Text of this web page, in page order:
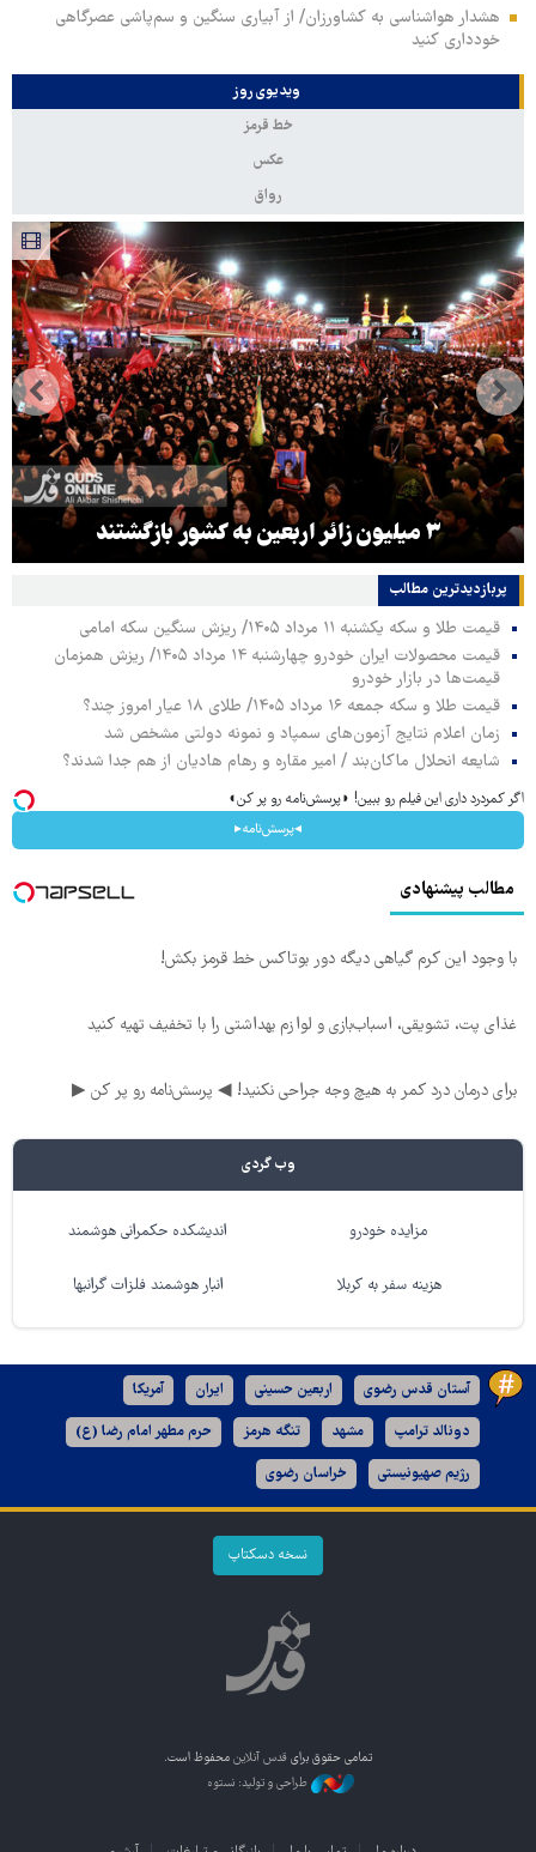
هشدار هواشناسی به کشاورزان/ از آبیاری سنگین و سم‌پاشی عصرگاهی
خودداری کنید
ویدیوی روز
خط قرمز
عکس
رواق
۳ میلیون زائر اربعین به کشور بازگشتند
پربازدیدترین‌ مطالب
قیمت طلا و سکه یکشنبه ۱۱ مرداد ۱۴۰۵/ ریزش سنگین سکه امامی
قیمت محصولات ایران خودرو چهارشنبه ۱۴ مرداد ۱۴۰۵/ ریزش همزمان
قیمت‌ها در بازار خودرو
قیمت طلا و سکه جمعه ۱۶ مرداد ۱۴۰۵/ طلای ۱۸ عیار امروز چند؟
زمان اعلام نتایج آزمون‌های سمپاد و نمونه دولتی مشخص شد
شایعه انحلال ماکان‌بند / امیر مقاره و رهام هادیان از هم جدا شدند؟
اگر کمردرد داری این فیلم رو ببین! ◗پرسش‌نامه رو پر کن◖
◂پرسش‌نامه▸
مطالب پیشنهادی
با وجود این کرم گیاهی دیگه دور بوتاکس خط قرمز بکش!
غذای پت، تشویقی، اسباب‌بازی و لوازم بهداشتی را با تخفیف تهیه کنید
برای درمان درد کمر به هیچ وجه جراحی نکنید! ◀ پرسش‌نامه رو پر کن ▶
وب گردی
مزایده خودرو اندیشکده حکمرانی هوشمند
هزینه سفر به کربلا انبار هوشمند فلزات گرانبها
آستان قدس رضوی اربعین حسینی ایران آمریکا
دونالد ترامپ مشهد تنگه هرمز حرم مطهر امام رضا (ع)
رژیم صهیونیستی خراسان رضوی
نسخه دسکتاپ
تمامی حقوق برای قدس آنلاین محفوظ است.
طراحی و تولید: نستوه